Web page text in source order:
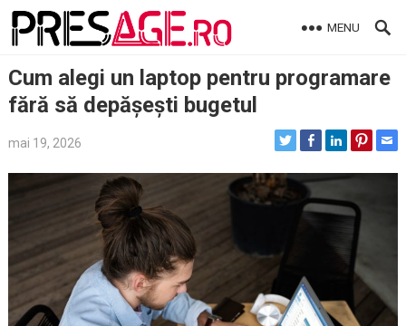
Skip
MENU
Cum alegi un laptop pentru programare
fără să depășești bugetul
mai 19, 2026